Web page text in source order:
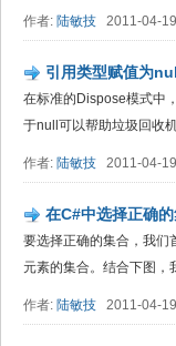
作者: 陆敏技 2011-04-
引用类型赋值为
在标准的Dispose模式中
于null可以帮助垃圾回收
作者: 陆敏技 2011-04-
在C#中选择正确
要选择正确的集合，我们
元素的集合。结合下图，
作者: 陆敏技 2011-04-